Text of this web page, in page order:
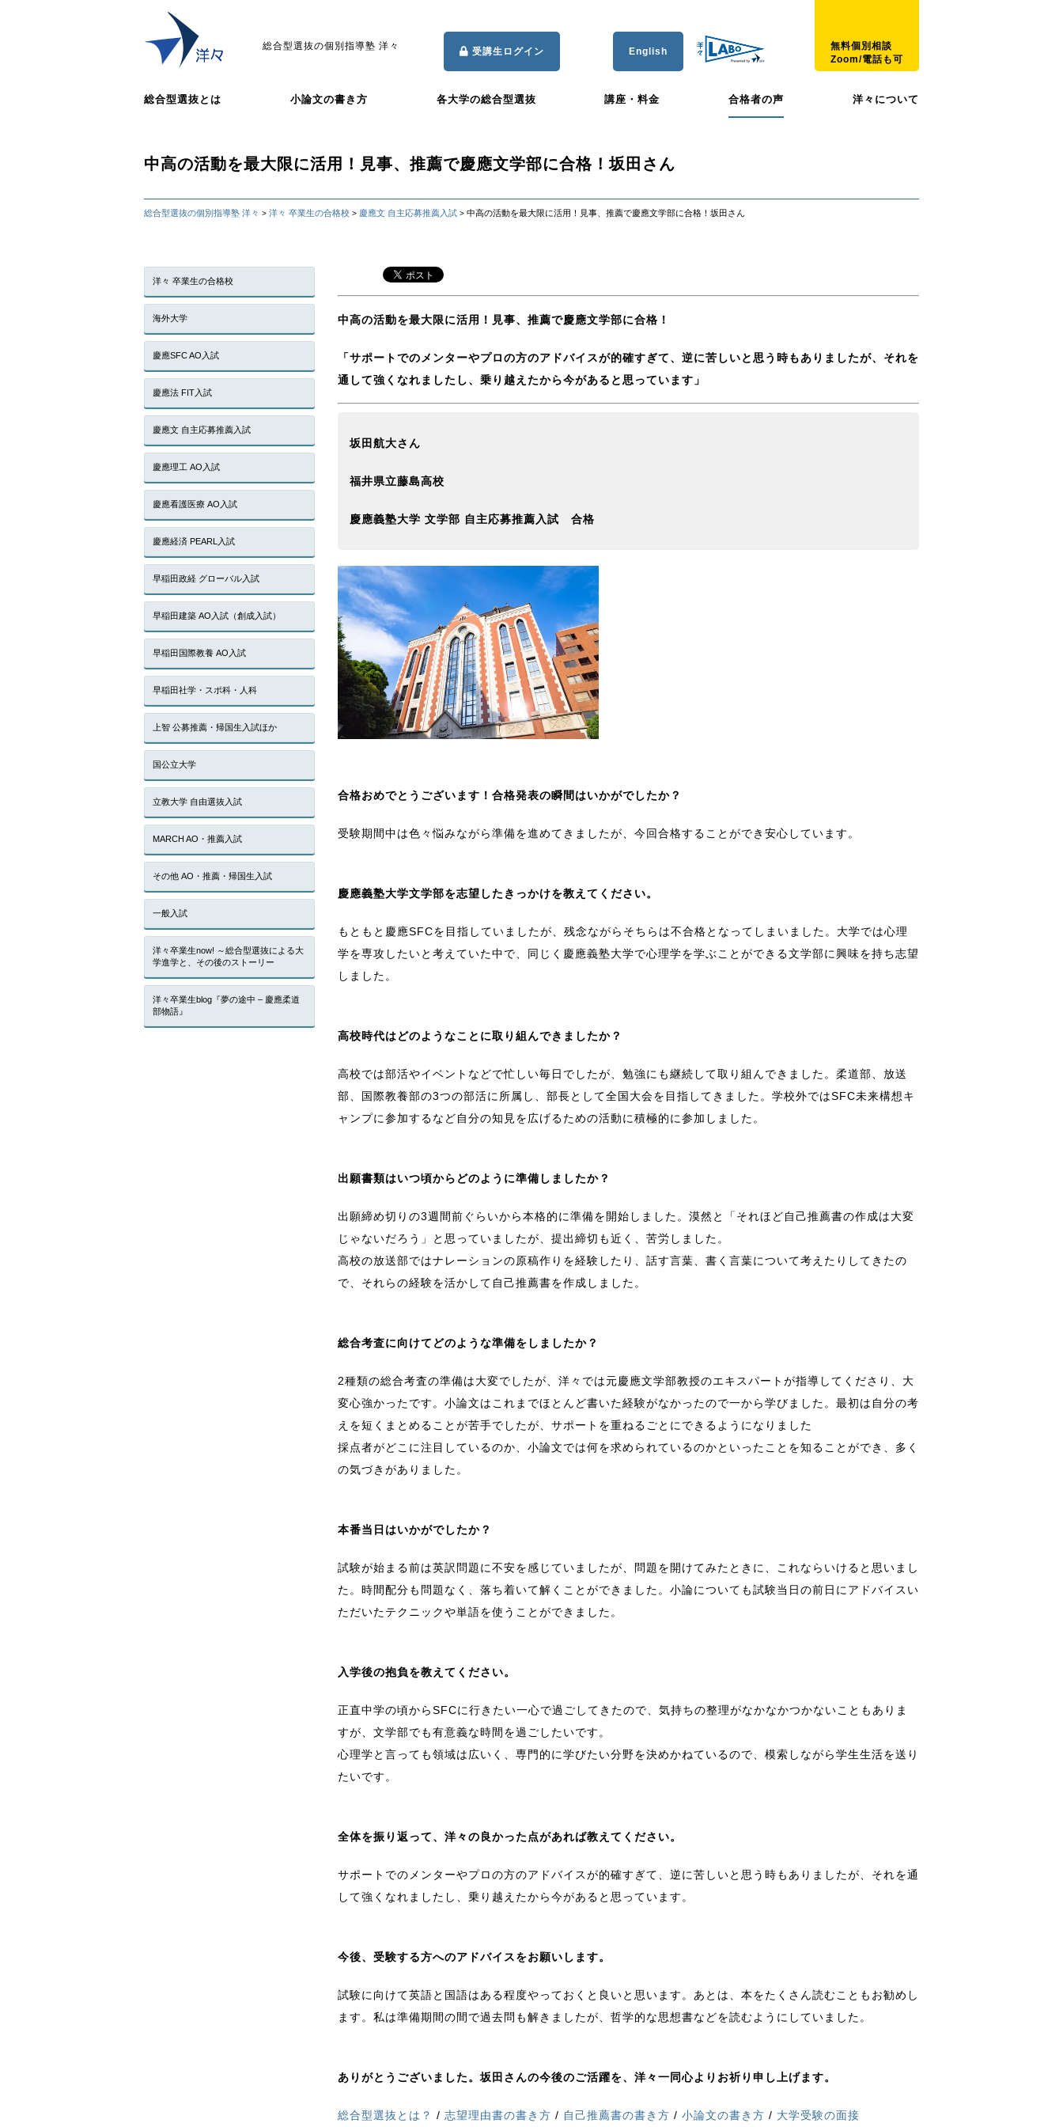
総合型選抜の個別指導塾 洋々 受講生ログイン English
無料個別相談
Zoom/電話も可
総合型選抜とは 小論文の書き方 各大学の総合型選抜 講座・料金 合格者の声 洋々について
中高の活動を最大限に活用！見事、推薦で慶應文学部に合格！坂田さん
総合型選抜の個別指導塾 洋々 > 洋々 卒業生の合格校 > 慶應文 自主応募推薦入試 > 中高の活動を最大限に活用！見事、推薦で慶應文学部に合格！坂田さん
中高の活動を最大限に活用！見事、推薦で慶應文学部に合格！
「サポートでのメンターやプロの方のアドバイスが的確すぎて、逆に苦しいと思う時もありましたが、それを
通して強くなれましたし、乗り越えたから今があると思っています」
坂田航大さん
福井県立藤島高校
慶應義塾大学 文学部 自主応募推薦入試 合格
合格おめでとうございます！合格発表の瞬間はいかがでしたか？
受験期間中は色々悩みながら準備を進めてきましたが、今回合格することができ安心しています。
慶應義塾大学文学部を志望したきっかけを教えてください。
もともと慶應SFCを目指していましたが、残念ながらそちらは不合格となってしまいました。大学では心理
学を専攻したいと考えていた中で、同じく慶應義塾大学で心理学を学ぶことができる文学部に興味を持ち志望
しました。
高校時代はどのようなことに取り組んできましたか？
高校では部活やイベントなどで忙しい毎日でしたが、勉強にも継続して取り組んできました。柔道部、放送
部、国際教養部の3つの部活に所属し、部長として全国大会を目指してきました。学校外ではSFC未来構想キ
ャンプに参加するなど自分の知見を広げるための活動に積極的に参加しました。
出願書類はいつ頃からどのように準備しましたか？
出願締め切りの3週間前ぐらいから本格的に準備を開始しました。漠然と「それほど自己推薦書の作成は大変
じゃないだろう」と思っていましたが、提出締切も近く、苦労しました。
高校の放送部ではナレーションの原稿作りを経験したり、話す言葉、書く言葉について考えたりしてきたの
で、それらの経験を活かして自己推薦書を作成しました。
総合考査に向けてどのような準備をしましたか？
2種類の総合考査の準備は大変でしたが、洋々では元慶應文学部教授のエキスパートが指導してくださり、大
変心強かったです。小論文はこれまでほとんど書いた経験がなかったので一から学びました。最初は自分の考
えを短くまとめることが苦手でしたが、サポートを重ねるごとにできるようになりました
採点者がどこに注目しているのか、小論文では何を求められているのかといったことを知ることができ、多く
の気づきがありました。
本番当日はいかがでしたか？
試験が始まる前は英訳問題に不安を感じていましたが、問題を開けてみたときに、これならいけると思いまし
た。時間配分も問題なく、落ち着いて解くことができました。小論についても試験当日の前日にアドバイスい
ただいたテクニックや単語を使うことができました。
入学後の抱負を教えてください。
正直中学の頃からSFCに行きたい一心で過ごしてきたので、気持ちの整理がなかなかつかないこともありま
すが、文学部でも有意義な時間を過ごしたいです。
心理学と言っても領域は広いく、専門的に学びたい分野を決めかねているので、模索しながら学生生活を送り
たいです。
全体を振り返って、洋々の良かった点があれば教えてください。
サポートでのメンターやプロの方のアドバイスが的確すぎて、逆に苦しいと思う時もありましたが、それを通
して強くなれましたし、乗り越えたから今があると思っています。
今後、受験する方へのアドバイスをお願いします。
試験に向けて英語と国語はある程度やっておくと良いと思います。あとは、本をたくさん読むこともお勧めし
ます。私は準備期間の間で過去問も解きましたが、哲学的な思想書などを読むようにしていました。
ありがとうございました。坂田さんの今後のご活躍を、洋々一同心よりお祈り申し上げます。
総合型選抜とは？ / 志望理由書の書き方 / 自己推薦書の書き方 / 小論文の書き方 / 大学受験の面接
洋々 卒業生の合格校
海外大学
慶應SFC AO入試
慶應法 FIT入試
慶應文 自主応募推薦入試
慶應理工 AO入試
慶應看護医療 AO入試
慶應経済 PEARL入試
早稲田政経 グローバル入試
早稲田建築 AO入試（創成入試）
早稲田国際教養 AO入試
早稲田社学・スポ科・人科
上智 公募推薦・帰国生入試ほか
国公立大学
立教大学 自由選抜入試
MARCH AO・推薦入試
その他 AO・推薦・帰国生入試
一般入試
洋々卒業生now! ～総合型選抜による大
学進学と、その後のストーリー
洋々卒業生blog『夢の途中 – 慶應柔道
部物語』